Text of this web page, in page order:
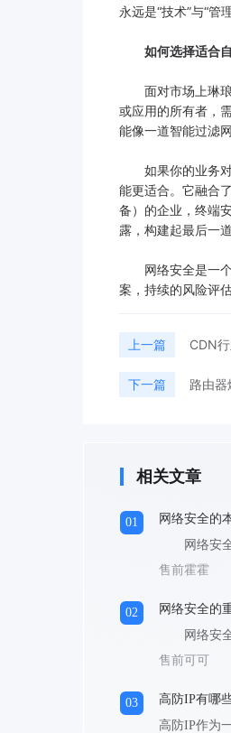
永远是“技术”与“管
如何选择适合
面对市场上琳琅
或应用的所有者，
能像一道智能过滤
如果你的业务对
能更适合。它融合
备）的企业，终端
露，构建起最后一道
网络安全是一个
案，持续的风险评
上一篇 CDN
下一篇 路由
相关文章
01
网络安全的
售前霍霍
02
网络安全的
售前可可
03
高防IP有哪